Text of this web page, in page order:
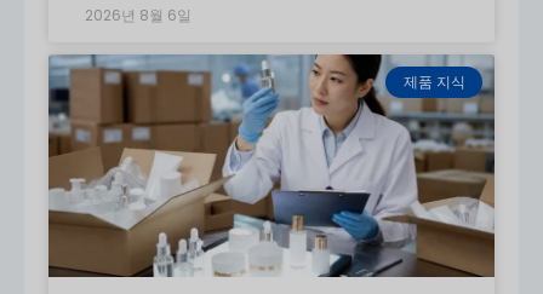
사의 높은 기준을 충족하는지 확인합니다.
샘플 정책
예, 다음을 제공합니다.무료 표준 샘플
를 사용하여 대량
주문하기 전에 평가할 수 있습니다(배송비는 고객이 부
담).
For맞춤형 디자인, 를 보내주시면 고객의 사양에 따라
샘플을 제작하여 대량 생산을 시작하기 전에 승인을 위
해 보내드립니다. 또한 다음을 제공합니다.러쉬 샘플 서
비스
를 클릭하여 필요한 경우 더 빠르게 처리할 수 있습
2026년 8월 6일
제품 지식